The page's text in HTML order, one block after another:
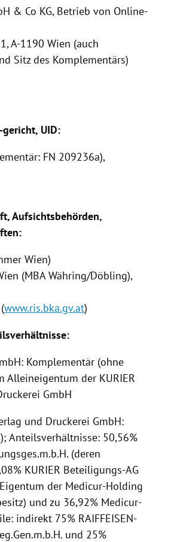
& Co KG, Betrieb von Online-
A-1190 Wien (auch
Sitz des Komplementärs)
UID:
FN 209236a),
Aufsichtsbehörden,
Wien)
(MBA Währing/Döbling),
www.ris.bka.gv.at)
Komplementär (ohne
Alleineigentum der KURIER
GmbH
und Druckerei GmbH:
Anteilsverhältnisse: 50,56%
(deren
KURIER Beteiligungs-AG
der Medicur-Holding
und zu 36,92% Medicur-
indirekt 75% RAIFFEISEN-
und 25%